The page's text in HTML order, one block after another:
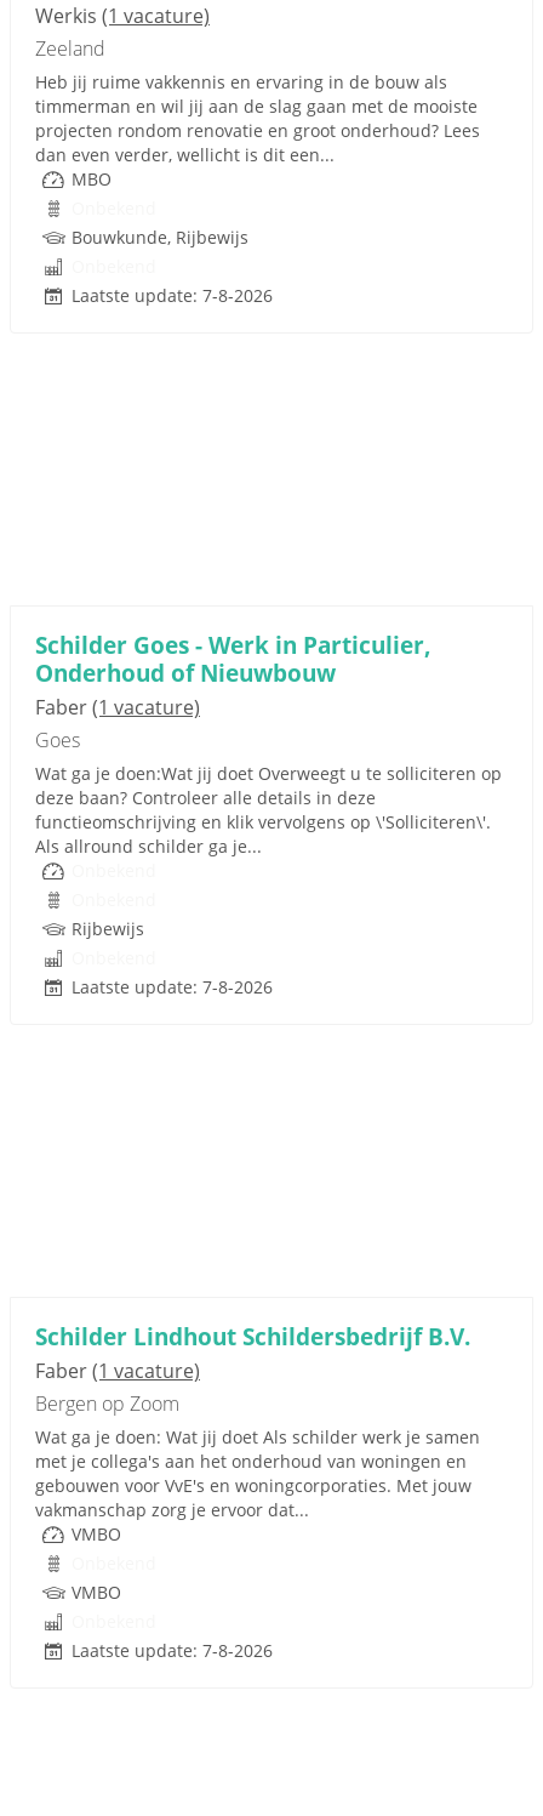
Werkis (1 vacature)
Zeeland
Heb jij ruime vakkennis en ervaring in de bouw als
timmerman en wil jij aan de slag gaan met de mooiste
projecten rondom renovatie en groot onderhoud? Lees
dan even verder, wellicht is dit een...
MBO
Bouwkunde, Rijbewijs
Laatste update: 7-8-2026
Schilder Goes - Werk in Particulier,
Onderhoud of Nieuwbouw
Faber(1 vacature)
Goes
Wat ga je doen:Wat jij doet Overweegt u te solliciteren op
deze baan? Controleer alle details in deze
functieomschrijving en klik vervolgens op \'Solliciteren\'.
Als allround schilder ga je...
Rijbewijs
Laatste update: 7-8-2026
Schilder Lindhout Schildersbedrijf B.V.
Faber(1 vacature)
Bergen op Zoom
Wat ga je doen: Wat jij doet Als schilder werk je samen
met je collega's aan het onderhoud van woningen en
gebouwen voor VvE's en woningcorporaties. Met jouw
vakmanschap zorg je ervoor dat...
VMBO
VMBO
Laatste update: 7-8-2026